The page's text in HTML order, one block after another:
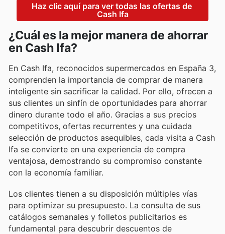
Haz clic aquí para ver todas las ofertas de
Cash Ifa
¿Cuál es la mejor manera de ahorrar
en Cash Ifa?
En Cash Ifa, reconocidos supermercados en España 3,
comprenden la importancia de comprar de manera
inteligente sin sacrificar la calidad. Por ello, ofrecen a
sus clientes un sinfín de oportunidades para ahorrar
dinero durante todo el año. Gracias a sus precios
competitivos, ofertas recurrentes y una cuidada
selección de productos asequibles, cada visita a Cash
Ifa se convierte en una experiencia de compra
ventajosa, demostrando su compromiso constante
con la economía familiar.
Los clientes tienen a su disposición múltiples vías
para optimizar su presupuesto. La consulta de sus
catálogos semanales y folletos publicitarios es
fundamental para descubrir descuentos de